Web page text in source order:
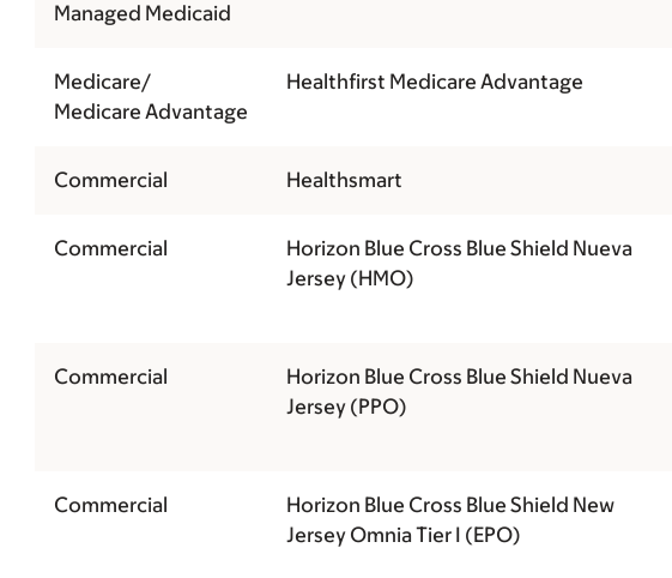
Managed Medicaid
Medicare/
Medicare Advantage
Healthfirst Medicare Advantage
Commercial Healthsmart
Commercial
Horizon Blue Cross Blue Shield Nueva
Jersey (HMO)
Commercial
Horizon Blue Cross Blue Shield Nueva
Jersey (PPO)
Commercial
Horizon Blue Cross Blue Shield New
Jersey Omnia Tier I (EPO)